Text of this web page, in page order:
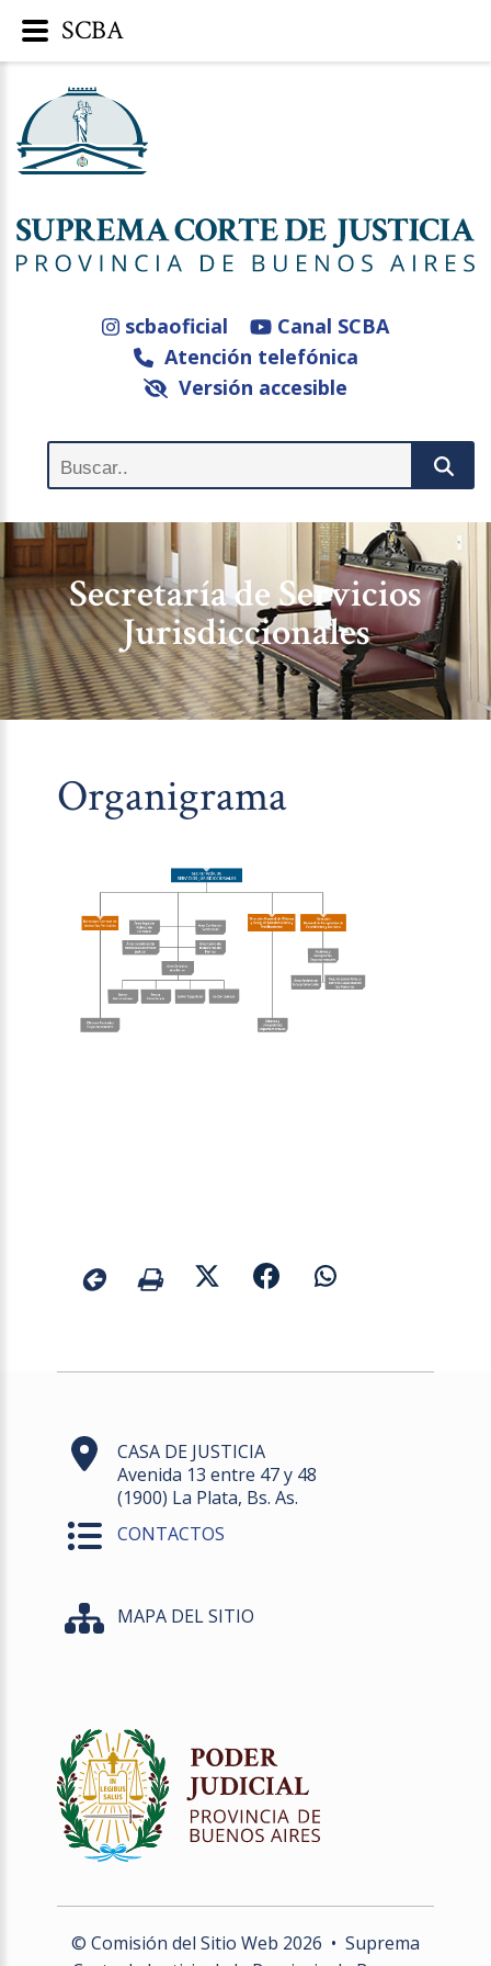
scbaoficial
Canal SCBA
Atención telefónica
Versión accesible
Secretaría de Servicios
Jurisdiccionales
Organigrama
CASA DE JUSTICIA
Avenida 13 entre 47 y 48
(1900) La Plata, Bs. As.
CONTACTOS
MAPA DEL SITIO
© Comisión del Sitio Web 2026 • Suprema
SCBA